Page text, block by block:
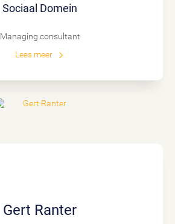
Sociaal Domein
Managing consultant
Lees meer
Gert Ranter